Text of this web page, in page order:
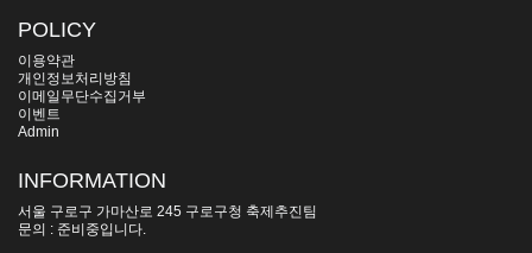
POLICY
이용약관
개인정보처리방침
이메일무단수집거부
이벤트
Admin
INFORMATION
서울 구로구 가마산로 245 구로구청 축제추진팀
문의 : 준비중입니다.